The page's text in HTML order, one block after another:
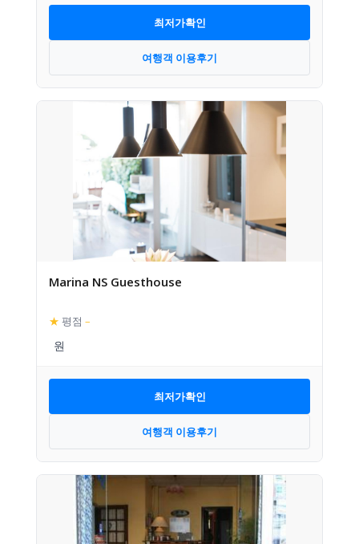
최저가확인
여행객 이용후기
Marina NS Guesthouse
★ 평점 –
최저가확인
여행객 이용후기